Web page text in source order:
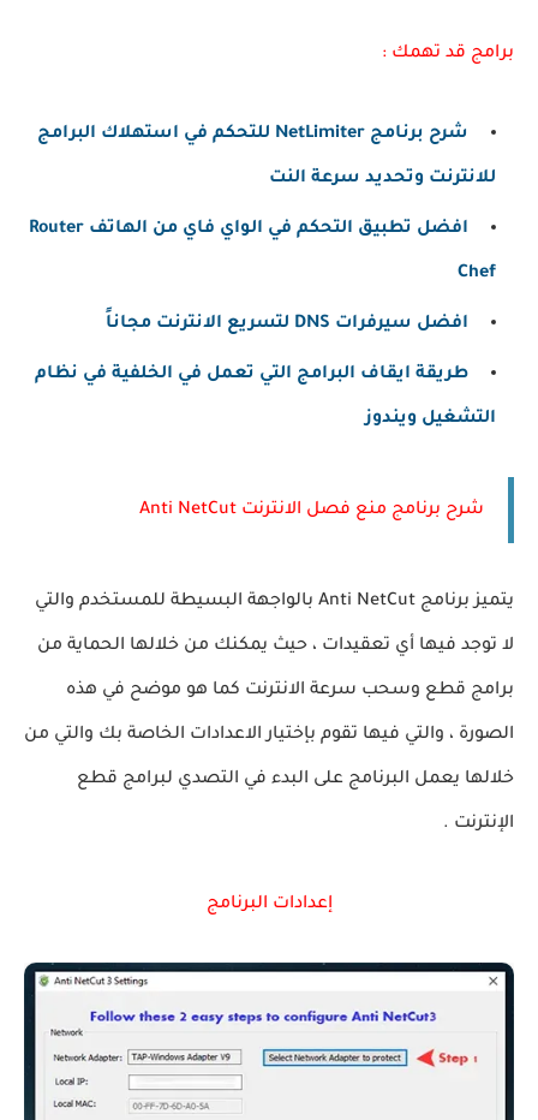
برامج قد تهمك :
شرح برنامج NetLimiter للتحكم في استهلاك البرامج
للانترنت وتحديد سرعة النت
افضل تطبيق التحكم في الواي فاي من الهاتف Router
Chef
افضل سيرفرات DNS لتسريع الانترنت مجاناً
طريقة ايقاف البرامج التي تعمل في الخلفية في نظام
التشغيل ويندوز
شرح برنامج منع فصل الانترنت Anti NetCut
يتميز برنامج Anti NetCut بالواجهة البسيطة للمستخدم والتي
لا توجد فيها أي تعقيدات ، حيث يمكنك من خلالها الحماية من
برامج قطع وسحب سرعة الانترنت كما هو موضح في هذه
الصورة ، والتي فيها تقوم بإختيار الاعدادات الخاصة بك والتي من
خلالها يعمل البرنامج على البدء في التصدي لبرامج قطع
الإنترنت .
إعدادات البرنامج